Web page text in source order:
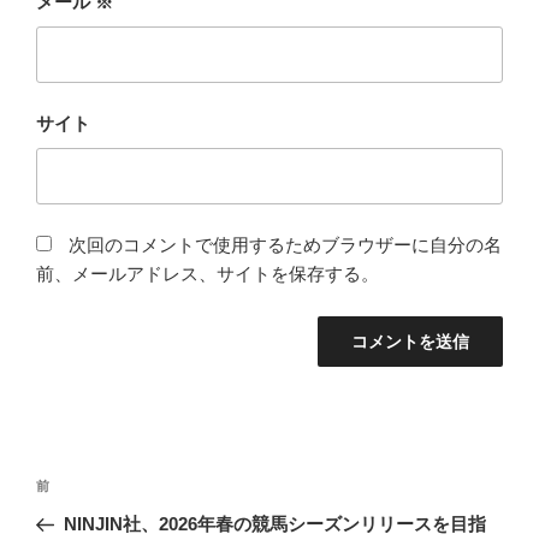
サイト
次回のコメントで使用するためブラウザーに自分の名
前、メールアドレス、サイトを保存する。
投
前
の
前
NINJIN社、2026年春の競馬シーズンリリースを目指